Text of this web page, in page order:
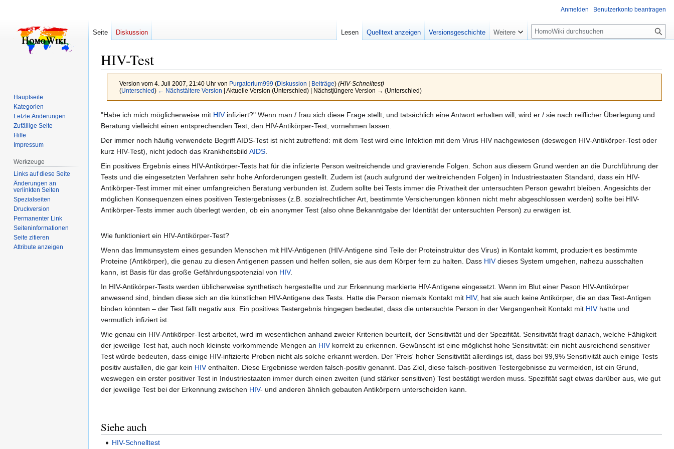
HIV-Test
Version vom 4. Juli 2007, 21:40 Uhr von Purgatorium999 (Diskussion Beiträge) (HIV-Schnelltest)
(Unterschied) ← Nächstältere Version | Aktuelle Version (Unterschied) | Nächstjüngere Version → (Unterschied)
Zur
Navigation
springen
Zur
Suche
springen
"Habe ich mich möglicherweise mit HIVinfiziert?" Wenn man / frau sich diese Frage stellt, und tatsächlich eine Antwort erhalten will, wird er / sie nach reiflicher Überlegung und
Beratung vielleicht einen entsprechenden Test, den HIV-Antikörper-Test, vornehmen lassen.
Der immer noch häufig verwendete Begriff AIDS-Test ist nicht zutreffend: mit dem Test wird eine Infektion mit dem Virus HIV nachgewiesen (deswegen HIV-Antikörper-Test oder
kurz HIV-Test), nicht jedoch das Krankheitsbild AIDS
Ein positives Ergebnis eines HIV-Antikörper-Tests hat für die infizierte Person weitreichende und gravierende Folgen. Schon aus diesem Grund werden an die Durchführung der
Tests und die eingesetzten Verfahren sehr hohe Anforderungen gestellt. Zudem ist (auch aufgrund der weitreichenden Folgen) in Industriestaaten Standard, dass ein HIV-
Antikörper-Test immer mit einer umfangreichen Beratung verbunden ist. Zudem sollte bei Tests immer die Privatheit der untersuchten Person gewahrt bleiben. Angesichts der
möglichen Konsequenzen eines positiven Testergebnisses (z.B. sozialrechtlicher Art, bestimmte Versicherungen können nicht mehr abgeschlossen werden) sollte bei HIV-
Antikörper-Tests immer auch überlegt werden, ob ein anonymer Test (also ohne Bekanntgabe der Identität der untersuchten Person) zu erwägen ist.
Wie funktioniert ein HIV-Antikörper-Test?
Wenn das Immunsystem eines gesunden Menschen mit HIV-Antigenen (HIV-Antigene sind Teile der Proteinstruktur des Virus) in Kontakt kommt, produziert es bestimmte
Proteine (Antikörper), die genau zu diesen Antigenen passen und helfen sollen, sie aus dem Körper fern zu halten. Dass HIVdieses System umgehen, nahezu ausschalten
kann, ist Basis für das große Gefährdungspotenzial von HIV.
In HIV-Antikörper-Tests werden üblicherweise synthetisch hergestellte und zur Erkennung markierte HIV-Antigene eingesetzt. Wenn im Blut einer Peson HIV-Antikörper
anwesend sind, binden diese sich an die künstlichen HIV-Antigene des Tests. Hatte die Person niemals Kontakt mit HIV, hat sie auch keine Antikörper, die an das Test-Antigen
binden könnten – der Test fällt negativ aus. Ein positives Testergebnis hingegen bedeutet, dass die untersuchte Person in der Vergangenheit Kontakt mit HIVhatte und
vermutlich infiziert ist.
Wie genau ein HIV-Antikörper-Test arbeitet, wird im wesentlichen anhand zweier Kriterien beurteilt, der Sensitivität und der Spezifität. Sensitivität fragt danach, welche Fähigkeit
der jeweilige Test hat, auch noch kleinste vorkommende Mengen an HIVkorrekt zu erkennen. Gewünscht ist eine möglichst hohe Sensitivität: ein nicht ausreichend sensitiver
Test würde bedeuten, dass einige HIV-infizierte Proben nicht als solche erkannt werden. Der 'Preis' hoher Sensitivität allerdings ist, dass bei 99,9% Sensitivität auch einige Tests
positiv ausfallen, die gar kein HIVenthalten. Diese Ergebnisse werden falsch-positiv genannt. Das Ziel, diese falsch-positiven Testergebnisse zu vermeiden, ist ein Grund,
weswegen ein erster positiver Test in Industriestaaten immer durch einen zweiten (und stärker sensitiven) Test bestätigt werden muss. Spezifität sagt etwas darüber aus, wie gut
der jeweilige Test bei der Erkennung zwischen HIV- und anderen ähnlich gebauten Antikörpern unterscheiden kann.
Siehe auch
HIV-Schnelltest
Anmelden Benutzerkonto beantragen
Seite Diskussion Lesen Quelltext anzeigen Versionsgeschichte Weitere
Suche
Hauptseite
Kategorien
Letzte Änderungen
Zufällige Seite
Hilfe
Impressum
Werkzeuge
Links auf diese Seite
Änderungen an
verlinkten Seiten
Spezialseiten
Druckversion
Permanenter Link
Seiten­­informationen
Seite zitieren
Attribute anzeigen